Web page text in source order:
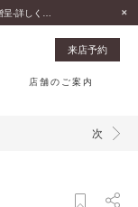
来店予約
店舗のご案内
次